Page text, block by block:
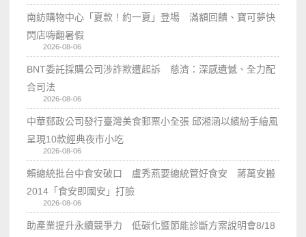
南紡購物中心「夏款！約一夏」登場 滿額回饋、寶可夢快
閃店嗨翻暑假
2026-08-06
BNT委託採購公司涉詐欺遭起訴 慈濟：深感遺憾、全力配
合司法
2026-08-06
中華郵政公司發行臺灣美食郵票小全張 邱湘涵以繽紛手繪風
呈現10款經典夜市小吃
2026-08-06
賴總統批台中食安破口 盧秀燕要總統管好食安 蔣萬安搬
2014「食安即國安」打臉
2026-08-06
助產業提升永續競爭力 低碳化暨節能診斷方案說明會8/18